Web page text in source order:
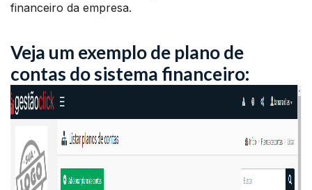
financeiro da empresa.
Veja um exemplo de plano de
contas do sistema financeiro: